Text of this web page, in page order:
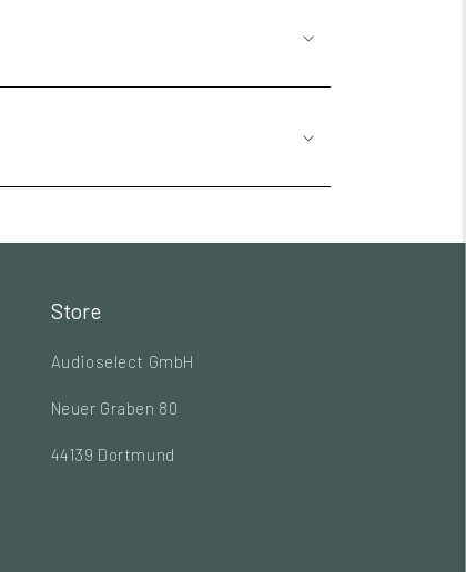
Store
Audioselect GmbH
Neuer Graben 80
44139 Dortmund